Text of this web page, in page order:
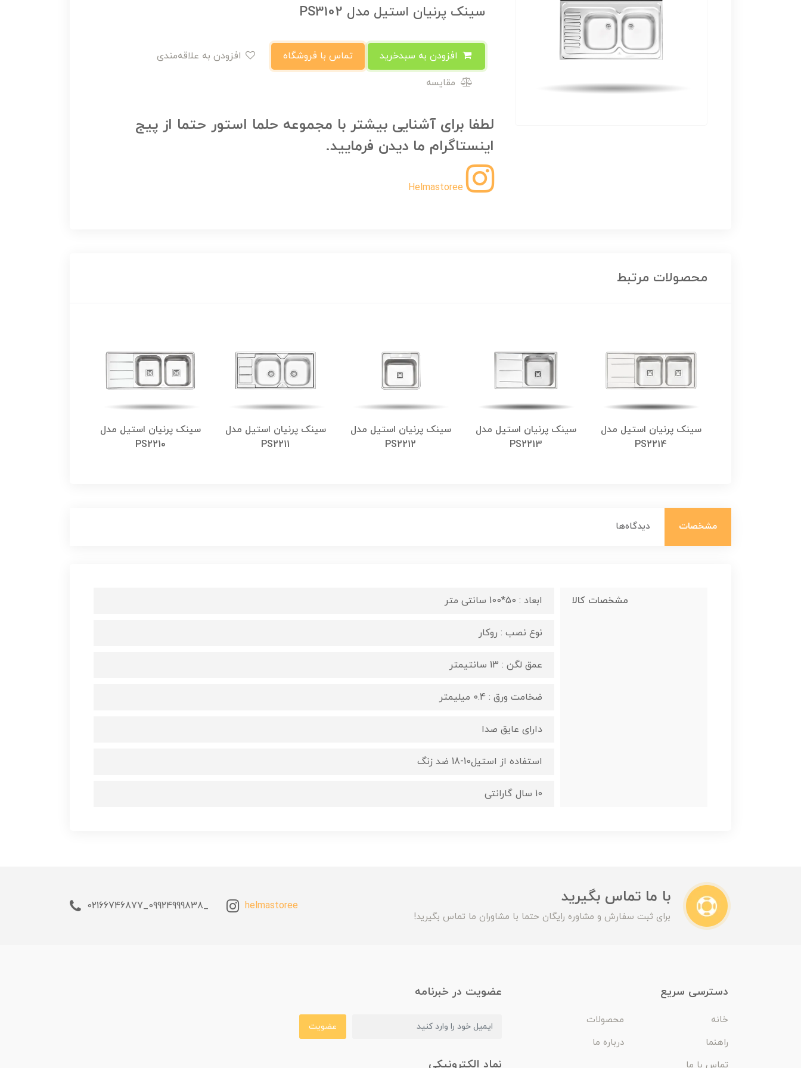
سینک پرنیان استیل مدل PS3102
تماس با فروشگاه
مقایسه
لطفا برای آشنایی بیشتر با مجموعه حلما استور حتما از پیج
اینستاگرام ما دیدن فرمایید.
Helmastoree
محصولات مرتبط
سینک پرنیان استیل مدل
PS2214
سینک پرنیان استیل مدل
PS2213
سینک پرنیان استیل مدل
PS2212
سینک پرنیان استیل مدل
PS2211
سینک پرنیان استیل مدل
PS2210
مشخصات دیدگاه‌ها
مشخصات کالا ابعاد : 50*100 سانتی متر
نوع نصب : روکار
عمق لگن : 13 سانتیمتر
ضخامت ورق : 0.4 میلیمتر
داراى عایق صدا
استفاده از استیل10-18 ضد زنگ
10 سال گارانتی
با ما تماس بگیرید
برای ثبت سفارش و مشاوره رایگان حتما با مشاوران ما تماس بگیرید!
helmastoree
_09924999838_02166746877
دسترسی سریع
خانه
محصولات
راهنما
درباره ما
تماس با ما
عضویت در خبرنامه
عضویت
نماد الکترونیکی